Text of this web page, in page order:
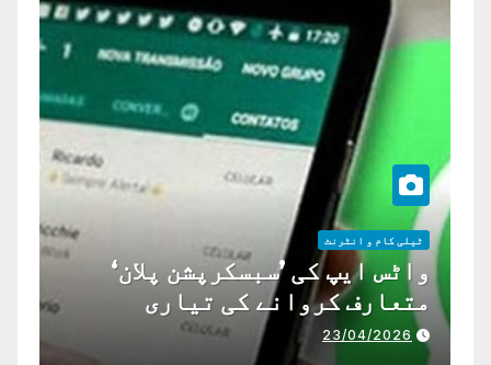
ٹیلی کام و انٹرنٹ
واٹس ایپ کی ’سبسکرپشن پلان‘
متعارف کروانے کی تیاری
23/04/2026